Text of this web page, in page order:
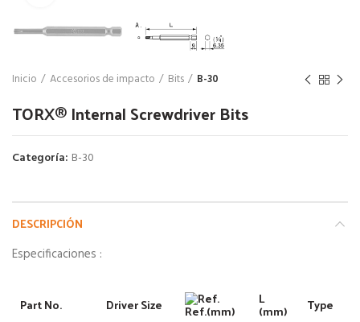
Inicio Accesorios de impacto Bits B-30
TORX® Internal Screwdriver Bits
Categoría: B-30
DESCRIPCIÓN
Especificaciones :
Part No. Driver Size Ref.(mm)
L
(mm) Type